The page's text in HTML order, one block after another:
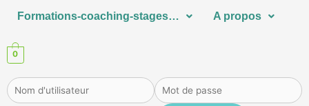
Formations-coaching-stages… A propos
0